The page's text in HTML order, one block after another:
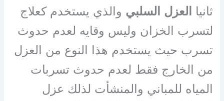
ثانيا العزل السلبي والذي يستخدم كعلاج
لتسرب الخزان وليس وقايه لعدم حدوث
تسرب حيث يستخدم هذا النوع من العزل
من الخارج فقط لعدم حدوث تسربات
المياه للمباني والمنشأت لذلك عزل